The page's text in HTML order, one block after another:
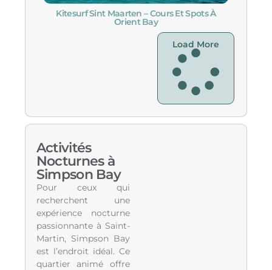
Kitesurf Sint Maarten – Cours Et Spots À
Orient Bay
Load More
Activités
Nocturnes à
Simpson Bay
Pour ceux qui
recherchent une
expérience nocturne
passionnante à Saint-
Martin, Simpson Bay
est l’endroit idéal. Ce
quartier animé offre